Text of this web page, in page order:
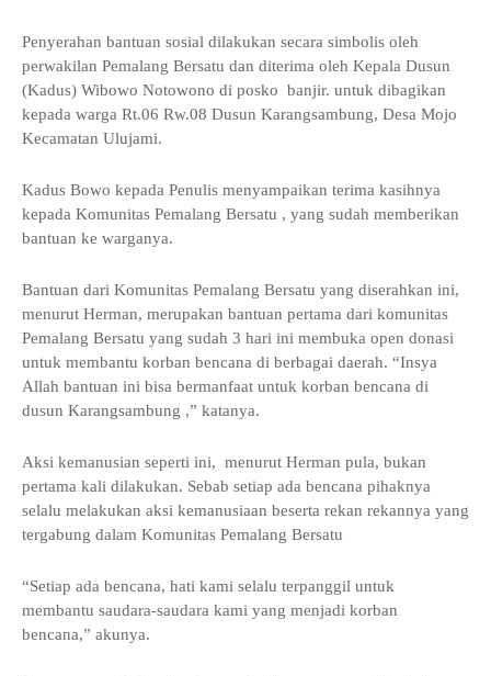
Penyerahan bantuan sosial dilakukan secara simbolis oleh
perwakilan Pemalang Bersatu dan diterima oleh Kepala Dusun
(Kadus) Wibowo Notowono di posko banjir. untuk dibagikan
kepada warga Rt.06 Rw.08 Dusun Karangsambung, Desa Mojo
Kecamatan Ulujami.
Kadus Bowo kepada Penulis menyampaikan terima kasihnya
kepada Komunitas Pemalang Bersatu , yang sudah memberikan
bantuan ke warganya.
Bantuan dari Komunitas Pemalang Bersatu yang diserahkan ini,
menurut Herman, merupakan bantuan pertama dari komunitas
Pemalang Bersatu yang sudah 3 hari ini membuka open donasi
untuk membantu korban bencana di berbagai daerah. “Insya
Allah bantuan ini bisa bermanfaat untuk korban bencana di
dusun Karangsambung ,” katanya.
Aksi kemanusian seperti ini, menurut Herman pula, bukan
pertama kali dilakukan. Sebab setiap ada bencana pihaknya
selalu melakukan aksi kemanusiaan beserta rekan rekannya yang
tergabung dalam Komunitas Pemalang Bersatu
“Setiap ada bencana, hati kami selalu terpanggil untuk
membantu saudara-saudara kami yang menjadi korban
bencana,” akunya.